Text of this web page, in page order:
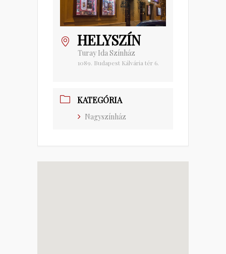
HELYSZÍN
Turay Ida Színház
1089. Budapest Kálvária tér 6.
KATEGÓRIA
Nagyszínház